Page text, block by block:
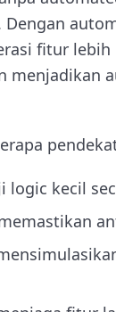
fitur lebih
menjadikan
kecil